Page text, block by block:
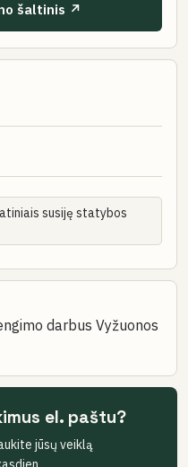
šaltinis ↗
susiję statybos
darbus Vyžuonos
el. paštu?
jūsų veiklą